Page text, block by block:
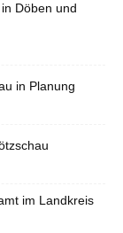
Döben und
in Planung
im Landkreis